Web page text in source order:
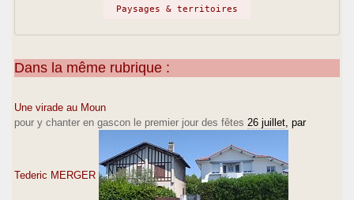
Paysages & territoires
Dans la même rubrique :
Une virade au Moun
pour y chanter en gascon le premier jour des fêtes 26 juillet , par
Tederic MERGER